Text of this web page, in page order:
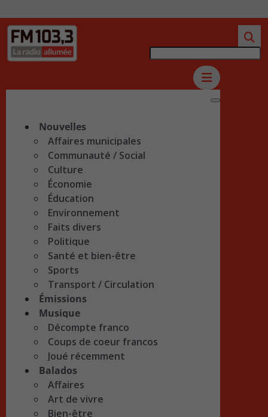
Nouvelles
Affaires municipales
Communauté / Social
Culture
Économie
Éducation
Environnement
Faits divers
Politique
Santé et bien-être
Sports
Transport / Circulation
Émissions
Musique
Décompte franco
Coups de coeur francos
Joué récemment
Balados
Affaires
Art de vivre
Bien-être